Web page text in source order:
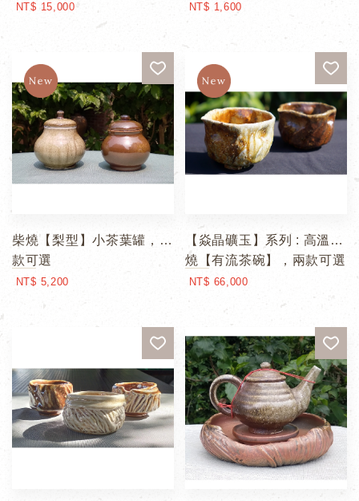
NT$ 15,000 NT$ 1,600
柴燒【梨型】小茶葉罐，兩
款可選
NT$ 5,200
【焱晶礦玉】系列 : 高溫柴
燒【有流茶碗】，兩款可選
NT$ 66,000